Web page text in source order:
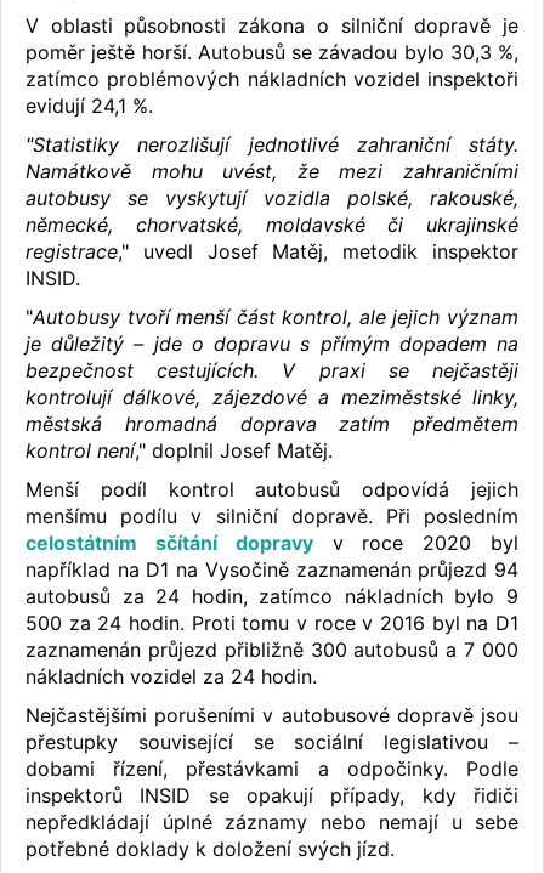
V oblasti působnosti zákona o silniční dopravě je
poměr ještě horší. Autobusů se závadou bylo 30,3 %,
zatímco problémových nákladních vozidel inspektoři
evidují 24,1 %.
"Statistiky nerozlišují jednotlivé zahraniční státy.
Namátkově mohu uvést, že mezi zahraničními
autobusy se vyskytují vozidla polské, rakouské,
německé, chorvatské, moldavské či ukrajinské
registrace," uvedl Josef Matěj, metodik inspektor
INSID.
"Autobusy tvoří menší část kontrol, ale jejich význam
je důležitý – jde o dopravu s přímým dopadem na
bezpečnost cestujících. V praxi se nejčastěji
kontrolují dálkové, zájezdové a meziměstské linky,
městská hromadná doprava zatím předmětem
kontrol není," doplnil Josef Matěj.
Menší podíl kontrol autobusů odpovídá jejich
menšímu podílu v silniční dopravě. Při posledním
celostátním sčítání dopravyv roce 2020 byl
například na D1 na Vysočině zaznamenán průjezd 94
autobusů za 24 hodin, zatímco nákladních bylo 9
500 za 24 hodin. Proti tomu v roce v 2016 byl na D1
zaznamenán průjezd přibližně 300 autobusů a 7 000
nákladních vozidel za 24 hodin.
Nejčastějšími porušeními v autobusové dopravě jsou
přestupky související se sociální legislativou –
dobami řízení, přestávkami a odpočinky. Podle
inspektorů INSID se opakují případy, kdy řidiči
nepředkládají úplné záznamy nebo nemají u sebe
potřebné doklady k doložení svých jízd.